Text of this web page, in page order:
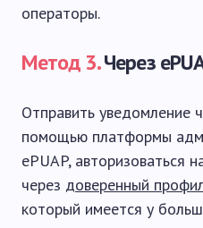
операторы.
Метод 3.Через
Отправить уведомление
помощью платформы
ePUAP, авторизоваться
через доверенный
который имеется у